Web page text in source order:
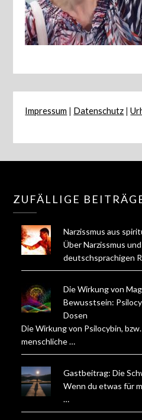
Impressum | Datenschutz |
ZUFÄLLIGE
Narzissmus aus
Über Narzissmus
deutschsprachigen
Die Wirkung von
Bewusstsein:
Dosen
Die Wirkung von Psilocybin,
menschliche …
Gastbeitrag: Die
Wenn du etwas für
…